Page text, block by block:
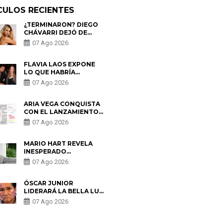
RECIENTES
¿TERMINARON? DIEGO
CHÁVARRI DEJÓ DE
SEGUIR A GABRIELA
HERRERA Y ANUNCIA SU
07 Ago 2026
FLAVIA LAOS EXPONE
LO QUE HABRÍA
BUSCADO PABLO
HEREDIA CON ALE
PARTES QUERÍA EL
REMEMBER”
07 Ago 2026
ARIA VEGA CONQUISTA
CON EL LANZAMIENTO
DE “TOTOTO (+4)”
07 Ago 2026
MARIO HART REVELA
INESPERADO
PROBLEMA DE SALUD
ANTES DE SEPARARSE
ENCONTRARON UN
TUMOR”
07 Ago 2026
ÓSCAR JUNIOR
LIDERARÁ LA BELLA LUZ
TRAS SALIDA DE SU
PADRE POR POLÉMICA
07 Ago 2026